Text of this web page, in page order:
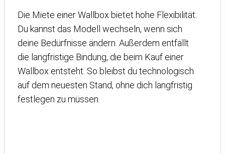
Die Miete einer Wallbox bietet hohe Flexibilität.
Du kannst das Modell wechseln, wenn sich
deine Bedürfnisse ändern. Außerdem entfällt
die langfristige Bindung, die beim Kauf einer
Wallbox entsteht. So bleibst du technologisch
auf dem neuesten Stand, ohne dich langfristig
festlegen zu müssen.